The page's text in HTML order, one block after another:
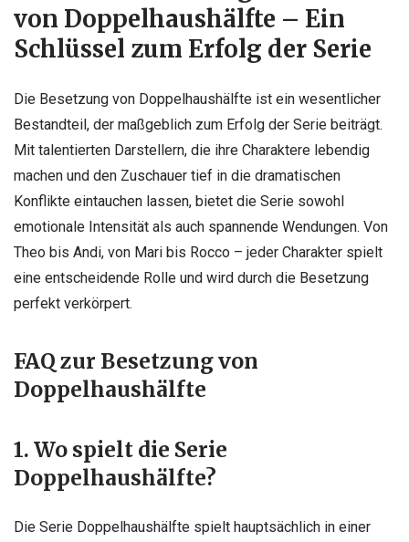
von Doppelhaushälfte – Ein
Schlüssel zum Erfolg der Serie
Die Besetzung von Doppelhaushälfte ist ein wesentlicher
Bestandteil, der maßgeblich zum Erfolg der Serie beiträgt.
Mit talentierten Darstellern, die ihre Charaktere lebendig
machen und den Zuschauer tief in die dramatischen
Konflikte eintauchen lassen, bietet die Serie sowohl
emotionale Intensität als auch spannende Wendungen. Von
Theo bis Andi, von Mari bis Rocco – jeder Charakter spielt
eine entscheidende Rolle und wird durch die Besetzung
perfekt verkörpert.
FAQ zur Besetzung von
Doppelhaushälfte
1. Wo spielt die Serie
Doppelhaushälfte?
Die Serie Doppelhaushälfte spielt hauptsächlich in einer